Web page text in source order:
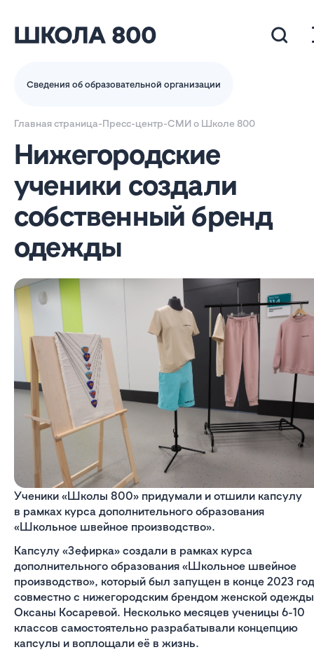
Сведения об образовательной организации
Главная страница-Пресс-центр-СМИ о Школе 800
Нижегородские
ученики создали
собственный бренд
одежды
Ученики «Школы 800» придумали и отшили капсулу
в рамках курса дополнительного образования
«Школьное швейное производство».
Капсулу «Зефирка» создали в рамках курса
дополнительного образования «Школьное швейное
производство», который был запущен в конце 2023
совместно с нижегородским брендом женской одежды
Оксаны Косаревой. Несколько месяцев ученицы 6-10
классов самостоятельно разрабатывали концепцию
капсулы и воплощали её в жизнь.